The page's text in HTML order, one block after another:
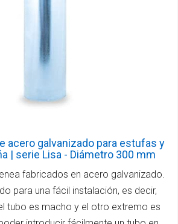
acero galvanizado para estufas y
| serie Lisa - Diámetro 300 mm
fabricados en acero galvanizado.
para una fácil instalación, es decir,
tubo es macho y el otro extremo es